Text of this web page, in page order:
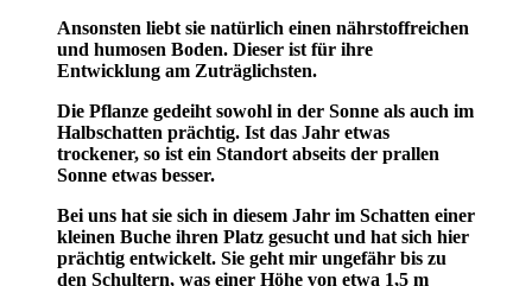
Ansonsten liebt sie natürlich einen nährstoffreichen
und humosen Boden. Dieser ist für ihre
Entwicklung am Zuträglichsten.
Die Pflanze gedeiht sowohl in der Sonne als auch im
Halbschatten prächtig. Ist das Jahr etwas
trockener, so ist ein Standort abseits der prallen
Sonne etwas besser.
Bei uns hat sie sich in diesem Jahr im Schatten einer
kleinen Buche ihren Platz gesucht und hat sich hier
prächtig entwickelt. Sie geht mir ungefähr bis zu
den Schultern, was einer Höhe von etwa 1,5 m